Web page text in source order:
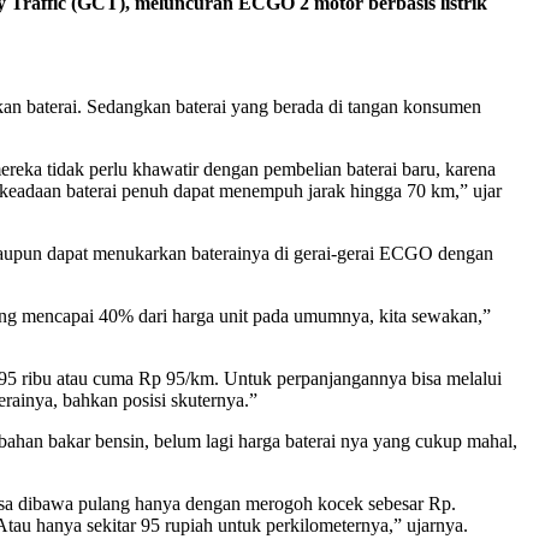
baterai. Sedangkan baterai yang berada di tangan konsumen
tidak perlu khawatir dengan pembelian baterai baru, karena
baterai penuh dapat menempuh jarak hingga 70 km,” ujar
dapat menukarkan baterainya di gerai-gerai ECGO dengan
mencapai 40% dari harga unit pada umumnya, kita sewakan,”
ribu atau cuma Rp 95/km. Untuk perpanjangannya bisa melalui
bahkan posisi skuternya.”
bakar bensin, belum lagi harga baterai nya yang cukup mahal,
dibawa pulang hanya dengan merogoh kocek sebesar Rp.
hanya sekitar 95 rupiah untuk perkilometernya,” ujarnya.